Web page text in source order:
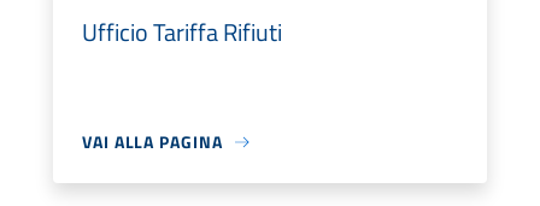
Ufficio Tariffa Rifiuti
VAI ALLA PAGINA